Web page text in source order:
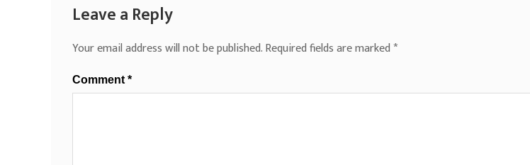
Leave a Reply
Your email address will not be published.Required fields are marked*
Comment*